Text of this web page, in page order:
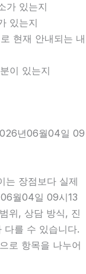
가 있는지
있는지
현재 안내되는 내
이 있는지
년06월04일 09
는 장점보다 실제
월04일 09시13
위, 상담 방식, 진
다를 수 있습니다.
로 항목을 나누어